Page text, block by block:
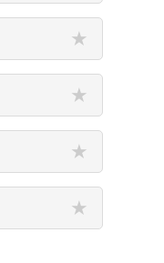
★
★
★
★